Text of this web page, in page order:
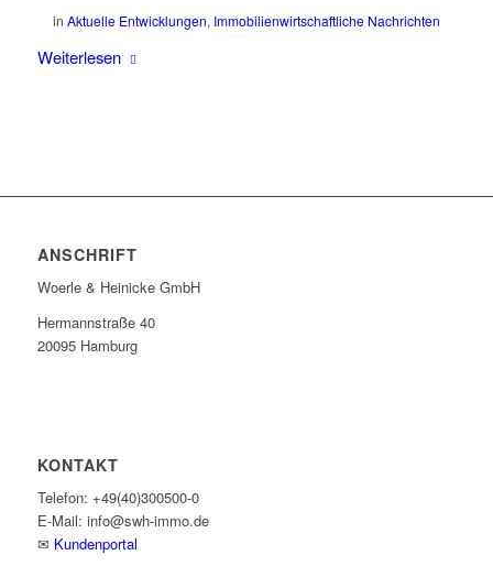
in Aktuelle Entwicklungen, Immobilienwirtschaftliche Nachrichten
Weiterlesen
ANSCHRIFT
Woerle & Heinicke GmbH
Hermannstraße 40
20095 Hamburg
KONTAKT
Telefon: +49(40)300500-0
E-Mail: info@swh-immo.de
✉ Kundenportal